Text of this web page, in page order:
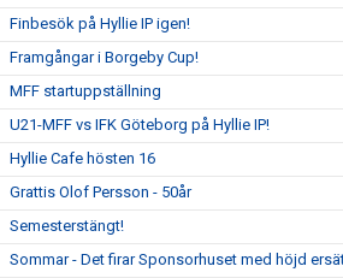
Finbesök på Hyllie IP igen!
Framgångar i Borgeby Cup!
MFF startuppställning
U21-MFF vs IFK Göteborg på Hyllie IP!
Hyllie Cafe hösten 16
Grattis Olof Persson - 50år
Semesterstängt!
Sommar - Det firar Sponsorhuset med höjd